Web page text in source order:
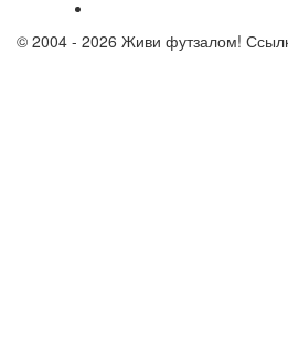
© 2004 - 2026 Живи футзалом!